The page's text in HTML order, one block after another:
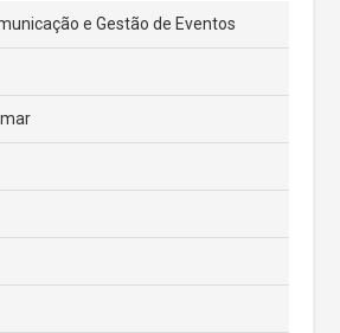
e Gestão de Eventos